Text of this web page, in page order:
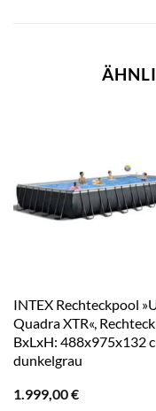
INTEX Rechteckpool
Quadra XTR«,
BxLxH: 488x975x132
dunkelgrau
1.999,00€